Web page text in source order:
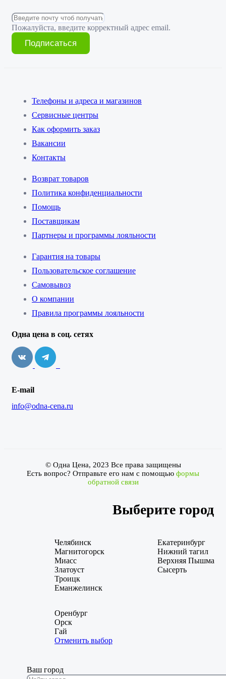
Пожалуйста, введите корректный адрес email.
Подписаться
Телефоны и адреса и магазинов
Сервисные центры
Как оформить заказ
Вакансии
Контакты
Возврат товаров
Политика конфиденциальности
Помощь
Поставщикам
Партнеры и программы лояльности
Гарантия на товары
Пользовательское соглашение
Самовывоз
О компании
Правила программы лояльности
Одна цена в соц. сетях
E-mail
info@odna-cena.ru
© Одна Цена, 2023 Все права защищены
Есть вопрос? Отправьте его нам с помощью формы
обратной связи
Выберите город
Челябинск
Магнитогорск
Миасс
Златоуст
Троицк
Еманжелинск
Екатеринбург
Нижний тагил
Верхняя Пышма
Сысерть
Оренбург
Орск
Гай
Отменить выбор
Ваш город